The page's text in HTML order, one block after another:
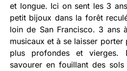
et longue. Ici on sent les 3
petit bijoux dans la forêt
loin de San Francisco. 3 ans
musicaux et à se laisser porter
plus profondes et vierges.
savourer en fouillant des